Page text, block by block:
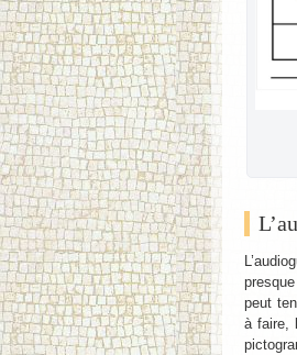
peut
à faire,